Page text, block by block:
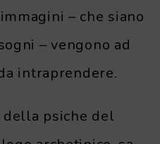
– che siano
– vengono ad
intraprendere.
psiche del